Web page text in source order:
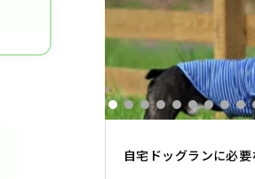
自宅ドッグランに必